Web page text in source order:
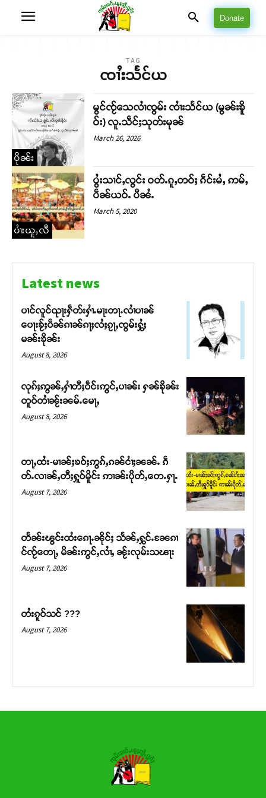
Support SHAN
တႃႇႁႂ်ႈသဵင်ၵၢင်ၸႂ်ၵူၼ်းမိူင်း ၵူႈတီႈၵူႈလႅၼ်ပေႃးတေၸွ
တ်ႇ တူဝ်ႈလုမ်ႈၾႃႉၼၼ်ႉ ၶဝ်ႈႁူမ်ႈၵမ်ႉထႅမ် ၸုမ်းၶၢ
Donate Now
Donate
TAG
ၸၢႆးသႅင်ယ
ပိုၼ်း
မွင်ၸႂ်သေလၢႆၸွမ်း ၸၢႆးသႅင်ယ (မွၼ်းၶိူ
ဝ်း) လူႉသဵင်ႈသုတ်းမုၼ်
March 26, 2026
ပၢႆးယူႇလီ
ပွႆးသၢင်ႇလွင်း ဝတ်ႉၵူႇတဝ်ႈ ၵဵင်းမႆႇ ဢမ်ႇ
ပဵၼ်ယဝ်ႉ ပီၼႆႉ
March 5, 2020
Latest news
ပၢင်လူင်ၺႃးႁဵတ်းႁၢႆႉမႃးတႃႉလၢႆပၢၼ် ​​
ပေႃးၶႂ်ႈပဵၼ်ၵၢၼ်ၵႃႈလႆႈၵႂႃႇၸွမ်းႁွႆႈ
မၼ်းၶိုၼ်း
August 8, 2026
လုၵ်ႈဢွၼ်ႇႁၢႆတီႈဝဵင်းဢွင်ႇပၢၼ်း ႁၼ်ၶိုၼ်း
တူဝ်တၢႆၼႂ်းၼမ်ႉမေႃႇ
August 8, 2026
တႃႇထႆး-မၢၼ်ႈၶဝ်ႈဢွၵ်ႇၵၼ်ငၢႆႈၼၼ်ႉ ၵဵ
တ်ႉလၢၼ်ႇတီႈႁူဝ်မိူင်း ဢၢၼ်းပိုတ်ႇတေႉႁႃႉ
August 7, 2026
တႅၼ်းၽွင်းထႆးၵေႃႉၼိုင်ႈ သႅၼ်ႇႁွင်ႉၼႄၵၢ
င်ၸႂ်တေႃႇ မိၼ်းဢွင်ႇလၢႆႇ ၼႂ်းလုမ်းသၽႃး
August 7, 2026
တႆးၵူဝ်သင် ???
August 7, 2026